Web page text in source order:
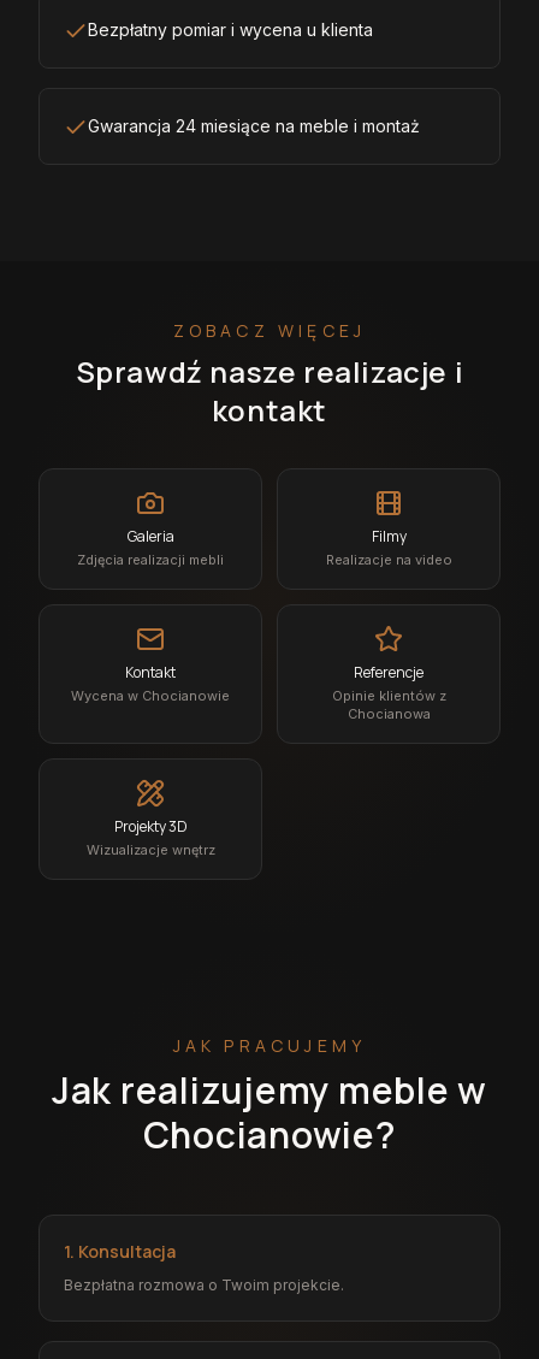
Bezpłatny pomiar i wycena u klienta
Gwarancja 24 miesiące na meble i montaż
ZOBACZ WIĘCEJ
Sprawdź nasze realizacje i
kontakt
Galeria
Zdjęcia realizacji mebli
Filmy
Realizacje na video
Kontakt
Wycena w Chocianowie
Referencje
Opinie klientów z
Chocianowa
Projekty 3D
Wizualizacje wnętrz
JAK PRACUJEMY
Jak realizujemy meble w
Chocianowie?
1. Konsultacja
Bezpłatna rozmowa o Twoim projekcie.